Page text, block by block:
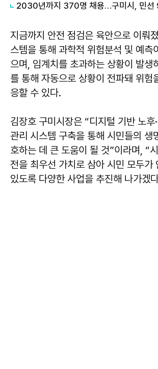
지금까지 안전 점검은 육안으로 이뤄
스템을 통해 과학적 위험분석 및 예측
으며, 임계치를 초과하는 상황이 발생
를 통해 자동으로 상황이 전파돼 위험
응할 수 있다.
김장호 구미시장은 “디지털 기반 노후
관리 시스템 구축을 통해 시민들의 생
호하는 데 큰 도움이 될 것”이라며, “
전을 최우선 가치로 삼아 시민 모두가
있도록 다양한 사업을 추진해 나가겠